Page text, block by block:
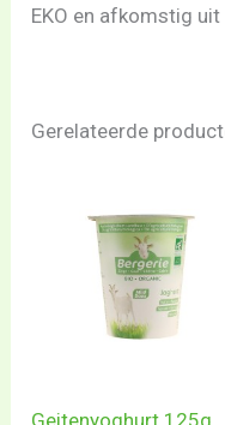
EKO en afkomstig uit
Gerelateerde
Geitenyoghurt 125g